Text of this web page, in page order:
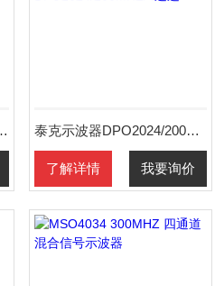
，1.5 GHz 泰克示波器DPO2024/200MHZ/4通道
了解详情 我要询价